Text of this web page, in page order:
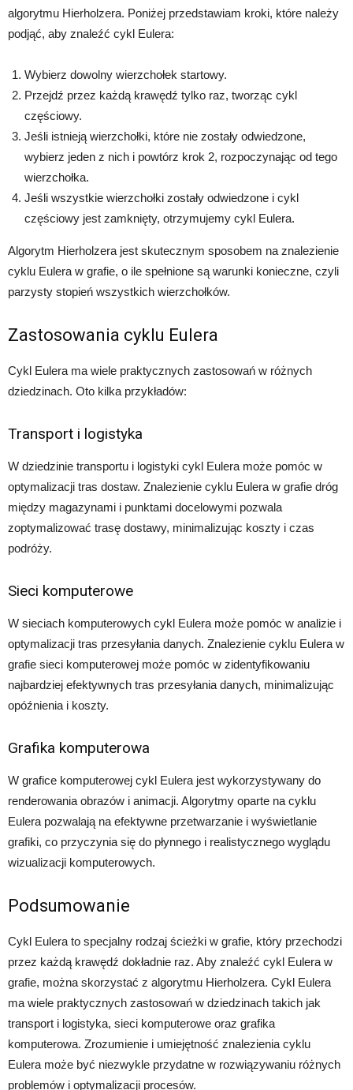
algorytmu Hierholzera. Poniżej przedstawiam kroki, które należy
podjąć, aby znaleźć cykl Eulera:
Wybierz dowolny wierzchołek startowy.
Przejdź przez każdą krawędź tylko raz, tworząc cykl
częściowy.
Jeśli istnieją wierzchołki, które nie zostały odwiedzone,
wybierz jeden z nich i powtórz krok 2, rozpoczynając od tego
wierzchołka.
Jeśli wszystkie wierzchołki zostały odwiedzone i cykl
częściowy jest zamknięty, otrzymujemy cykl Eulera.
Algorytm Hierholzera jest skutecznym sposobem na znalezienie
cyklu Eulera w grafie, o ile spełnione są warunki konieczne, czyli
parzysty stopień wszystkich wierzchołków.
Zastosowania cyklu Eulera
Cykl Eulera ma wiele praktycznych zastosowań w różnych
dziedzinach. Oto kilka przykładów:
Transport i logistyka
W dziedzinie transportu i logistyki cykl Eulera może pomóc w
optymalizacji tras dostaw. Znalezienie cyklu Eulera w grafie dróg
między magazynami i punktami docelowymi pozwala
zoptymalizować trasę dostawy, minimalizując koszty i czas
podróży.
Sieci komputerowe
W sieciach komputerowych cykl Eulera może pomóc w analizie i
optymalizacji tras przesyłania danych. Znalezienie cyklu Eulera w
grafie sieci komputerowej może pomóc w zidentyfikowaniu
najbardziej efektywnych tras przesyłania danych, minimalizując
opóźnienia i koszty.
Grafika komputerowa
W grafice komputerowej cykl Eulera jest wykorzystywany do
renderowania obrazów i animacji. Algorytmy oparte na cyklu
Eulera pozwalają na efektywne przetwarzanie i wyświetlanie
grafiki, co przyczynia się do płynnego i realistycznego wyglądu
wizualizacji komputerowych.
Podsumowanie
Cykl Eulera to specjalny rodzaj ścieżki w grafie, który przechodzi
przez każdą krawędź dokładnie raz. Aby znaleźć cykl Eulera w
grafie, można skorzystać z algorytmu Hierholzera. Cykl Eulera
ma wiele praktycznych zastosowań w dziedzinach takich jak
transport i logistyka, sieci komputerowe oraz grafika
komputerowa. Zrozumienie i umiejętność znalezienia cyklu
Eulera może być niezwykle przydatne w rozwiązywaniu różnych
problemów i optymalizacji procesów.